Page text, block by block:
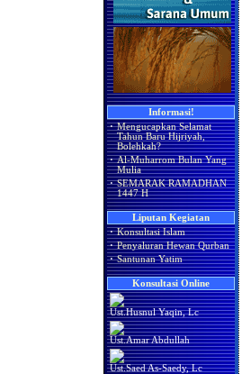
Informasi!
· Mengucapkan Selamat
Tahun Baru Hijriyah,
Bolehkah?
· Al-Muharrom Bulan Yang
Mulia
· SEMARAK RAMADHAN
1447 H
Liputan Kegiatan
· Konsultasi Islam
· Penyaluran Hewan Qurban
· Santunan Yatim
Konsultasi Online
Ust.Husnul Yaqin, Lc
Ust.Amar Abdullah
Ust.Saed As-Saedy, Lc